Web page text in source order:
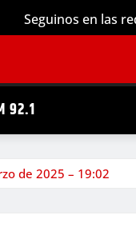
Seguinos en las
92.1
de 2025 – 19:02